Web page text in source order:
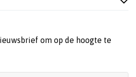
om op de hoogte te